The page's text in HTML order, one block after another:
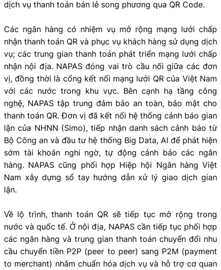
dịch vụ thanh toán bán lẻ song phương qua QR Code.
Các ngân hàng có nhiệm vụ mở rộng mạng lưới chấp
nhận thanh toán QR và phục vụ khách hàng sử dụng dịch
vụ; các trung gian thanh toán phát triển mạng lưới chấp
nhận nội địa. NAPAS đóng vai trò cầu nối giữa các đơn
vị, đồng thời là cổng kết nối mạng lưới QR của Việt Nam
với các nước trong khu vực. Bên cạnh hạ tầng công
nghệ, NAPAS tập trung đảm bảo an toàn, bảo mật cho
thanh toán QR. Đơn vị đã kết nối hệ thống cảnh báo gian
lận của NHNN (Simo), tiếp nhận danh sách cảnh báo từ
Bộ Công an và đầu tư hệ thống Big Data, AI để phát hiện
sớm tài khoản nghi ngờ, tự động cảnh báo các ngân
hàng. NAPAS cũng phối hợp Hiệp hội Ngân hàng Việt
Nam xây dựng sổ tay hướng dẫn xử lý giao dịch gian
lận.
Về lộ trình, thanh toán QR sẽ tiếp tục mở rộng trong
nước và quốc tế. Ở nội địa, NAPAS cần tiếp tục phối hợp
các ngân hàng và trung gian thanh toán chuyển đổi nhu
cầu chuyển tiền P2P (peer to peer) sang P2M (payment
to merchant) nhằm chuẩn hóa dịch vụ và hỗ trợ cơ quan